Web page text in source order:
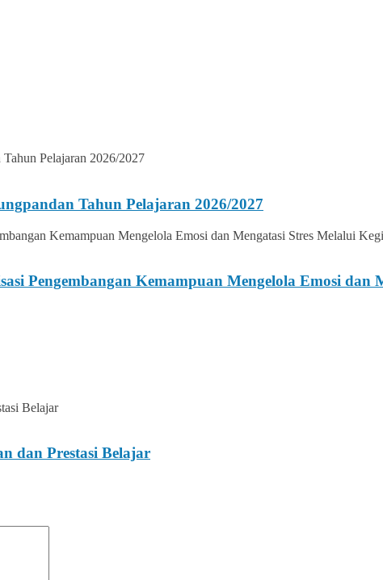
Tahun Pelajaran 2026/2027
Pengembangan Kemampuan Mengelola Emosi
dan Prestasi Belajar